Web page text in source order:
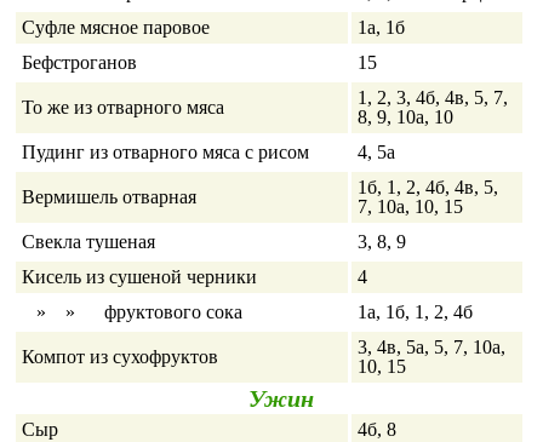
Суфле мясное паровое
1а, 1б
Бефстроганов
15
То же из отварного мяса
1, 2, 3, 4б, 4в, 5, 7,
8, 9, 10а, 10
Пудинг из отварного мяса с рисом
4, 5а
Вермишель отварная
1б, 1, 2, 4б, 4в, 5,
7, 10а, 10, 15
Свекла тушеная
3, 8, 9
Кисель из сушеной черники
4
» » фруктового сока
1а, 1б, 1, 2, 4б
Компот из сухофруктов
3, 4в, 5а, 5, 7, 10а,
10, 15
Ужин
Сыр
4б, 8